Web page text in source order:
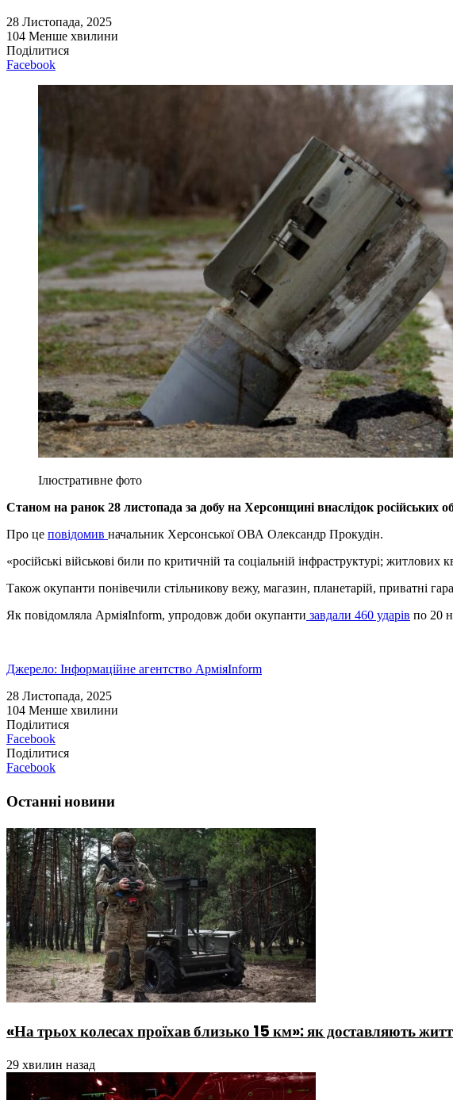
28 Листопада, 2025
104 Менше хвилини
Поділитися
Facebook
Ілюстративне фото
Станом на ранок 28 листопада за добу на Херсонщині внаслідок російських
Про це повідомив начальник Херсонської ОВА Олександр Прокудін.
«російські військові били по критичній та соціальній інфраструктурі;
Також окупанти понівечили стільникову вежу, магазин, планетарій, приватні
Як повідомляла АрміяInform, упродовж доби окупанти завдали 460 ударів по 20
Джерело: Інформаційне агентство АрміяInform
28 Листопада, 2025
104 Менше хвилини
Поділитися
Facebook
Поділитися
Facebook
Останні новини
«На трьох колесах проїхав близько 15 км»: як доставляють
29 хвилин назад